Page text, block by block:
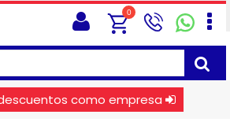
0
como empresa